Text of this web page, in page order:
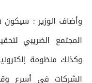
وأضاف الوزير : سيكون
المجتمع الضريبي
وكذلك منظومة
الشركات في أسرع